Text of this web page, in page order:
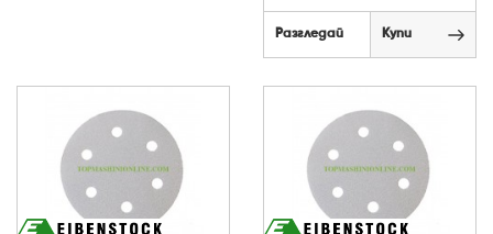
Разгледай Купи